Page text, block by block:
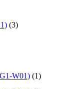
(3)
W01) (1)